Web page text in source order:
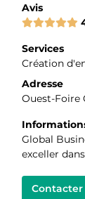
Avis
Services
Création
Adresse
Ouest-Foire
Global
exceller